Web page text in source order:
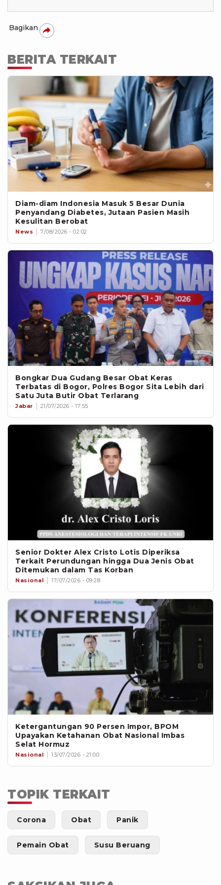
Bagikan
BERITA TERKAIT
Diam-diam Indonesia Masuk 5 Besar Dunia
Penyandang Diabetes, Jutaan Pasien Masih
Kesulitan Berobat
News 7/08/2026 - 02:02
Bongkar Dua Gudang Besar Obat Keras
Terbatas di Bogor, Polres Bogor Sita Lebih dari
Satu Juta Butir Obat Terlarang
Jabar 21/07/2026 - 17:55
Senior Dokter Alex Cristo Lotis Diperiksa
Terkait Perundungan hingga Dua Jenis Obat
Ditemukan dalam Tas Korban
Nasional 17/07/2026 - 09:28
Ketergantungan 90 Persen Impor, BPOM
Upayakan Ketahanan Obat Nasional Imbas
Selat Hormuz
Nasional 13/07/2026 - 21:00
TOPIK TERKAIT
Corona Obat Panik
Pemain Obat Susu Beruang